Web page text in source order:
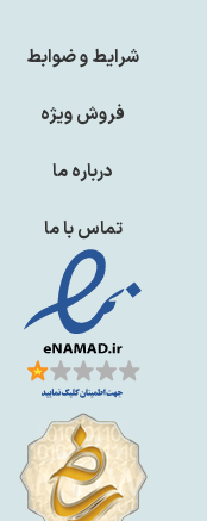
شرایط و ضوابط
فروش ویژه
درباره ما
تماس با ما